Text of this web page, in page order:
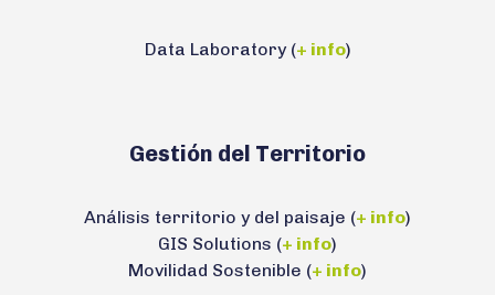
Data Laboratory (+ info)
Gestión del Territorio
Análisis territorio y del paisaje (+ info)
GIS Solutions (+ info)
Movilidad Sostenible (+ info)